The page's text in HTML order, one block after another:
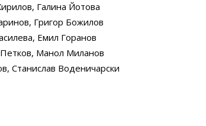
, Галина Йотова
, Григор Божилов
, Емил Горанов
, Манол Миланов
, Станислав Воденичарски